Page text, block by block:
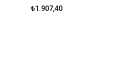
₺1.907,40